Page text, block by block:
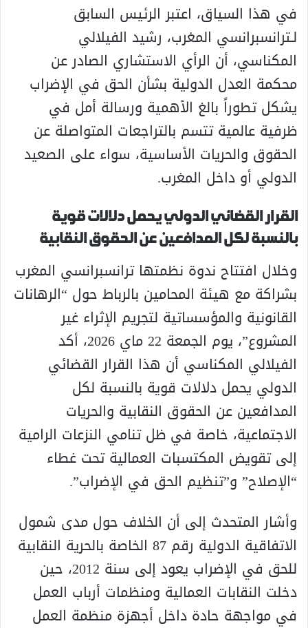
في هذا السياق، اعتبر الرئيس السابق
لـترانسبرانسي المغرب، رشيد الفيلالي
المكناسي، أن الرأي الاستشاري الصادر عن
محكمة العدل الدولية بشأن الحق في الإضراب
يشكل تطوراً بالغ الأهمية ورسالة أمل في
ظرفية عالمية تتسم بالتراجعات المتواصلة عن
الحقوق والحريات الأساسية، سواء على الصعيد
الدولي أو داخل المغرب.
القرار القضائي الدولي يحمل دلالات قوية
بالنسبة لكل المدافعين عن الحقوق النقابية
وخلال افتتاح ندوة نظمتهاترانسبرانسي المغرب
بشراكة مع هيئة المحامين بالرباط حول “الرهانات
القانونية والمؤسساتية لتجريم الإثراء غير
المشروع”، يوم الجمعة 22 ماي 2026، أكد
الفيلالي المكناسي أن هذا القرار القضائي
الدولي يحمل دلالات قوية بالنسبة لكل
المدافعين عن الحقوق النقابية والحريات
الاجتماعية، خاصة في ظل تنامي النزعات الرامية
إلى تقويض المكتسبات العمالية تحت غطاء
“الإصلاح” و”تنظيم الحق في الإضراب”.
وأشار المتحدث إلى أن الخلاف حول مدى شمول
الاتفاقية الدولية رقم 87 الخاصة بالحرية النقابية
للحق في الإضراب يعود إلى سنة 2012، حين
دخلت النقابات العمالية ومنظمات أرباب العمل
في مواجهة حادة داخل أجهزة منظمة العمل